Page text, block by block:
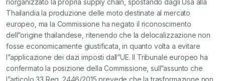
riorganizzato la propria supply chain, spostando dagli Usa alla
Thailandia la produzione delle moto destinate al mercato
europeo, ma la Commissione ha negato il riconoscimento
dell”origine thailandese, ritenendo che la delocalizzazione non
fosse economicamente giustificata, in quanto volta a evitare
l”applicazione dei dazi imposti dall”UE. Il Tribunale europeo ha
confermato la posizione della Commissione, sull”assunto che
l”articolo 33 Reg. 2446/2015 prevede che la trasformazione non